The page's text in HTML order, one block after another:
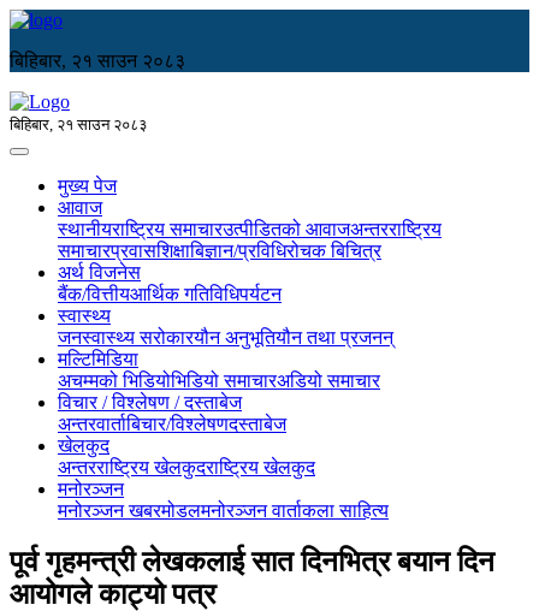
बिहिबार, २१ साउन २०८३
बिहिबार, २१ साउन २०८३
मुख्य पेज
आवाज
स्थानीयराष्ट्रिय समाचारउत्पीडितको आवाजअन्तरराष्ट्रिय
समाचारप्रवासशिक्षाबिज्ञान/प्रविधिरोचक बिचित्र
अर्थ विजनेस
बैंक/वित्तीयआर्थिक गतिविधिपर्यटन
स्वास्थ्य
जनस्वास्थ्य सरोकारयौन अनुभूतियौन तथा प्रजनन्
मल्टिमिडिया
अचम्मको भिडियोभिडियो समाचारअडियो समाचार
विचार / विश्लेषण / दस्ताबेज
अन्तरवार्ताबिचार/विश्लेषणदस्ताबेज
खेलकुद
अन्तरराष्ट्रिय खेलकुदराष्ट्रिय खेलकुद
मनोरञ्जन
मनोरञ्जन खबरमोडलमनोरञ्जन वार्ताकला साहित्य
पूर्व गृहमन्त्री लेखकलाई सात दिनभित्र बयान दिन
आयोगले काट्यो पत्र